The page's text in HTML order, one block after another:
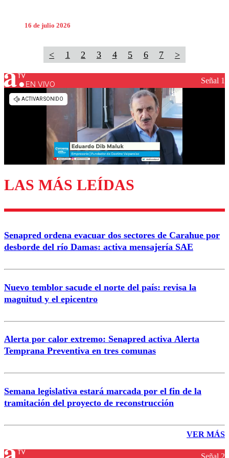
16 de julio 2026
< 1 2 3 4 5 6 7 >
EN VIVO Señal 1
LAS MÁS LEÍDAS
Senapred ordena evacuar dos sectores de Carahue por
desborde del río Damas: activa mensajería SAE
Nuevo temblor sacude el norte del país: revisa la
magnitud y el epicentro
Alerta por calor extremo: Senapred activa Alerta
Temprana Preventiva en tres comunas
Semana legislativa estará marcada por el fin de la
tramitación del proyecto de reconstrucción
VER MÁS
Señal 2